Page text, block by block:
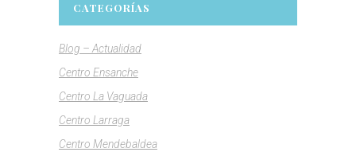
CATEGORÍAS
Blog – Actualidad
Centro Ensanche
Centro La Vaguada
Centro Larraga
Centro Mendebaldea